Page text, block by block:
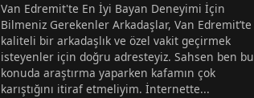
Van Edremit'te En İyi Bayan Deneyimi İçin
Bilmeniz Gerekenler Arkadaşlar, Van Edremit’te
kaliteli bir arkadaşlık ve özel vakit geçirmek
isteyenler için doğru adresteyiz. Sahsen ben bu
konuda araştırma yaparken kafamın çok
karıştığını itiraf etmeliyim. İnternette...